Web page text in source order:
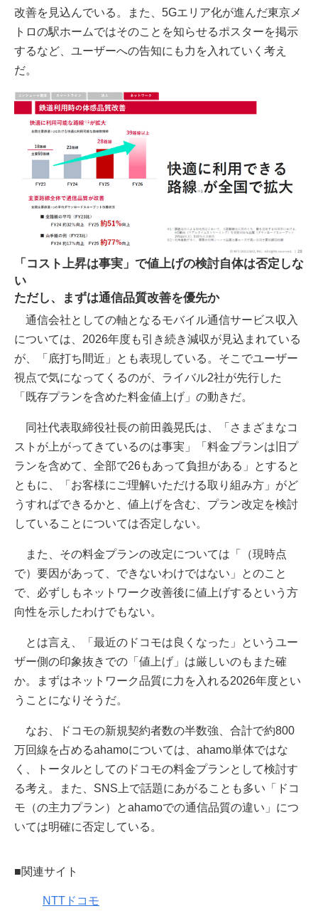
改善を見込んでいる。また、5Gエリア化が進んだ東京メ
トロの駅ホームではそのことを知らせるポスターを掲示
するなど、ユーザーへの告知にも力を入れていく考え
だ。
「コスト上昇は事実」で値上げの検討自体は否定しな
い
ただし、まずは通信品質改善を優先か
通信会社としての軸となるモバイル通信サービス収入
については、2026年度も引き続き減収が見込まれている
が、「底打ち間近」とも表現している。そこでユーザー
視点で気になってくるのが、ライバル2社が先行した
「既存プランを含めた料金値上げ」の動きだ。
同社代表取締役社長の前田義晃氏は、「さまざまなコ
ストが上がってきているのは事実」「料金プランは旧プ
ランを含めて、全部で26もあって負担がある」とすると
ともに、「お客様にご理解いただける取り組み方」がど
うすればできるかと、値上げを含む、プラン改定を検討
していることについては否定しない。
また、その料金プランの改定については「（現時点
で）要因があって、できないわけではない」とのこと
で、必ずしもネットワーク改善後に値上げするという方
向性を示したわけでもない。
とは言え、「最近のドコモは良くなった」というユー
ザー側の印象抜きでの「値上げ」は厳しいのもまた確
か。まずはネットワーク品質に力を入れる2026年度とい
うことになりそうだ。
なお、ドコモの新規契約者数の半数強、合計で約800
万回線を占めるahamoについては、ahamo単体ではな
く、トータルとしてのドコモの料金プランとして検討す
る考え。また、SNS上で話題にあがることも多い「ドコ
モ（の主力プラン）とahamoでの通信品質の違い」につ
いては明確に否定している。
■関連サイト
NTTドコモ